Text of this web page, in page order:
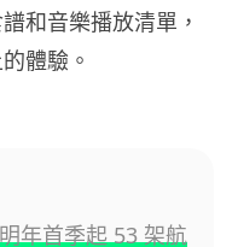
和音樂播放清單，
體驗。
年首季起 53 架航